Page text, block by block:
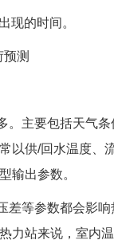
的时间。
测
主要包括天气条
以供/回水温度、
输出参数。
等参数都会影响
力站来说，室内